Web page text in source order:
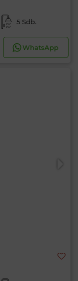
5 Sdb.
WhatsApp